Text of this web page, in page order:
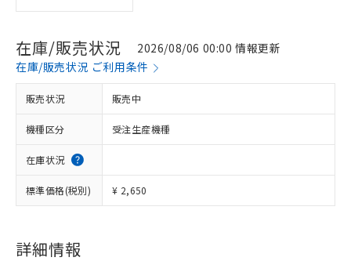
在庫/販売状況
2026/08/06 00:00 情報更新
在庫/販売状況 ご利用条件
販売状況 販売中
機種区分 受注生産機種
在庫状況
標準価格(税別) ¥ 2,650
詳細情報